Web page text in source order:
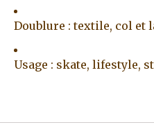
Doublure : textile, col et
Usage : skate, lifestyle,